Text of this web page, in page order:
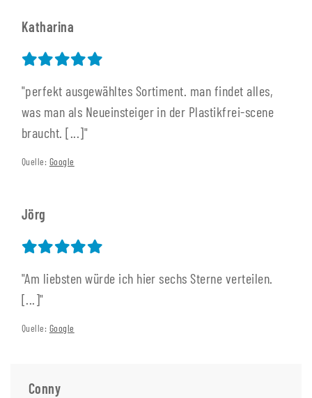
Katharina
"perfekt ausgewähltes Sortiment. man findet alles,
was man als Neueinsteiger in der Plastikfrei-scene
braucht. [...]"
Quelle: Google
Jörg
"Am liebsten würde ich hier sechs Sterne verteilen.
[...]"
Quelle: Google
Conny